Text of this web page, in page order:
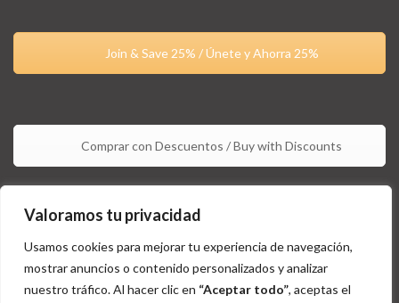
Valoramos tu privacidad
Usamos cookies para mejorar tu experiencia de navegación,
mostrar anuncios o contenido personalizados y analizar
nuestro tráfico. Al hacer clic en “Aceptar todo”, aceptas el
Join & Save 25% / Únete y Ahorra 25%
Comprar con Descuentos / Buy with Discounts